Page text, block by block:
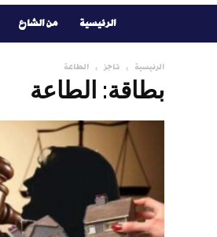
الرئيسية من الشارع
الرئيسية تاجز الطاعة
بطاقة: الطاعة